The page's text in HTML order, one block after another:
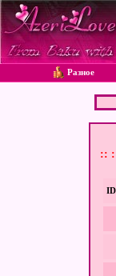
Разное
:: :